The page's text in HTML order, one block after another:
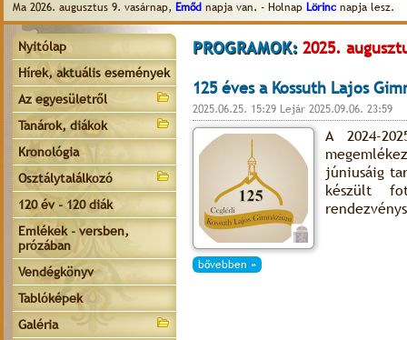
Ma 2026. augusztus 9. vasárnap, Emőd napja van. - Holnap Lörinc napja lesz.
Nyitólap
Hírek, aktuális események
Az egyesületről
Tanárok, diákok
Kronológia
Osztálytalálkozó
120 év - 120 diák
Emlékek - versben,
prózában
Vendégkönyv
Tablóképek
Galéria
PROGRAMOK: 2025.
125 éves a Kossuth Lajos
2025.06.25. 15:29 Lejár 2025.09.06. 23:59
A 2024-
júniusáig
készült
bővebben »